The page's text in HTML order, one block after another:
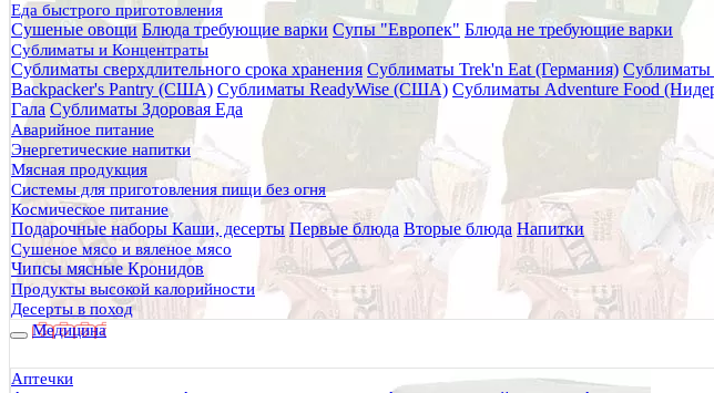
Еда быстрого приготовления
Сушеные овощи Блюда требующие варки Супы "Европек" Блюда не требующие варки
Сублиматы и Концентраты
Сублиматы сверхдлительного срока хранения Сублиматы Trek'n Eat (Германия)
Backpacker's Pantry (США) Сублиматы ReadyWise (США) Сублиматы Adventure Food
Гала Сублиматы Здоровая Еда
Аварийное питание
Энергетические напитки
Мясная продукция
Системы для приготовления пищи без огня
Космическое питание
Подарочные наборы Каши, десерты Первые блюда Вторые блюда Напитки
Сушеное мясо и вяленое мясо
Чипсы мясные Кронидов
Продукты высокой калорийности
Десерты в поход
Медицина
Аптечки
Главная
Каталог товаров
Питание
Сублиматы и Концентраты
Сублиматы Гала-Гала
Овощные блюда Гала-Гала
Овощная смесь сублимированная "Гала-Гала" 50 г
Овощная смесь сублимированная "Гала-